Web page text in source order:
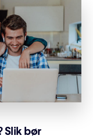
Slik bør